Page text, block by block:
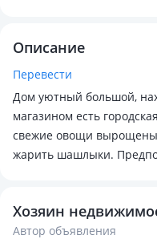
Описание
Перевести
Дом уютный большой,
магазином есть
свежие овощи
жарить шашлыки.
Хозяин
Автор объявления